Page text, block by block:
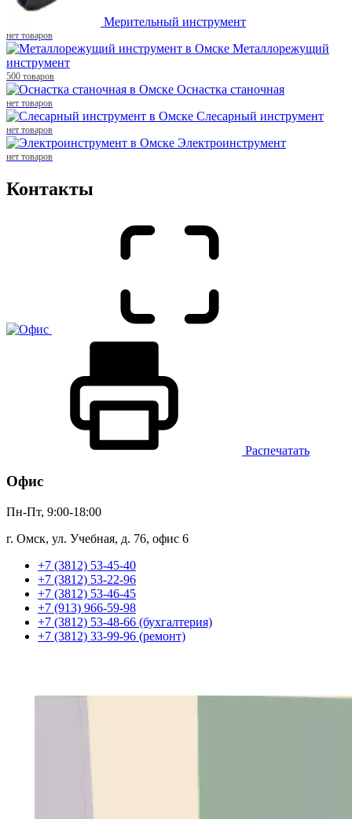
Мерительный инструмент
нет товаров
Металлорежущий
инструмент
500 товаров
Оснастка станочная
нет товаров
Слесарный инструмент
нет товаров
Электроинструмент
нет товаров
Контакты
Распечатать
Офис
Пн-Пт, 9:00-18:00
г. Омск, ул. Учебная, д. 76, офис 6
+7 (3812) 53-45-40
+7 (3812) 53-22-96
+7 (3812) 53-46-45
+7 (913) 966-59-98
+7 (3812) 53-48-66 (бухгалтерия)
+7 (3812) 33-99-96 (ремонт)